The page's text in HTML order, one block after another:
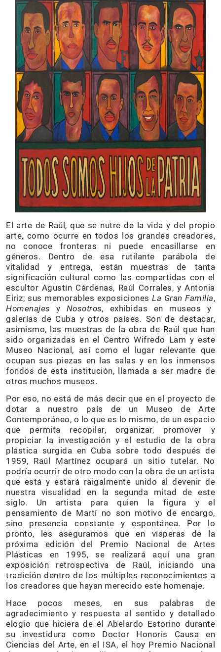
El arte de Raúl, que se nutre de la vida y del propio
arte, como ocurre en todos los grandes creadores,
no conoce fronteras ni puede encasillarse en
géneros. Dentro de esa rutilante parábola de
vitalidad y entrega, están muestras de tanta
significación cultural como las compartidas con el
escultor Agustín Cárdenas, Raúl Corrales, y Antonia
Eiriz; sus memorables exposicionesLa Gran Familia,
Homenajes y Nosotros, exhibidas en museos y
galerías de Cuba y otros países. Son de destacar,
asimismo, las muestras de la obra de Raúl que han
sido organizadas en el Centro Wifredo Lam y este
Museo Nacional, así como el lugar relevante que
ocupan sus piezas en las salas y en los inmensos
fondos de esta institución, llamada a ser madre de
otros muchos museos.
Por eso, no está de más decir que en el proyecto de
dotar a nuestro país de un Museo de Arte
Contemporáneo, o lo que es lo mismo, de un espacio
que permita recopilar, organizar, promover y
propiciar la investigación y el estudio de la obra
plástica surgida en Cuba sobre todo después de
1959, Raúl Martínez ocupará un sitio tutelar. No
podría ocurrir de otro modo con la obra de un artista
que está y estará raigalmente unido al devenir de
nuestra visualidad en la segunda mitad de este
siglo. Un artista para quien la figura y el
pensamiento de Martí no son motivo de encargo,
sino presencia constante y espontánea. Por lo
pronto, les aseguramos que en vísperas de la
próxima edición del Premio Nacional de Artes
Plásticas en 1995, se realizará aquí una gran
exposición retrospectiva de Raúl, iniciando una
tradición dentro de los múltiples reconocimientos a
los creadores que hayan merecido este homenaje.
Hace pocos meses, en sus palabras de
agradecimiento y respuesta al sentido y detallado
elogio que hiciera de él Abelardo Estorino durante
su investidura como Doctor Honoris Causa en
Ciencias del Arte, en el ISA, el hoy Premio Nacional